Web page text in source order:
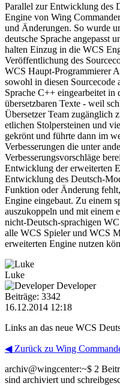
Parallel zur Entwicklung des
Engine von Wing
und Änderungen. So wurde
deutsche Sprache angepasst
halten Einzug in die WCS
Veröffentlichung des
WCS Haupt-Programmierer
sowohl in diesen Sourcecode
Sprache C++ eingearbeitet
übersetzbaren Texte - weil
Übersetzer Team zugänglich
etlichen Stolpersteinen und
gekrönt und führte dann im
Verbesserungen die unter
Verbesserungsvorschläge
Entwicklung der erweiterten
Entwicklung des Deutsch-
Funktion oder Änderung
Engine eingebaut. Zu einem
auszukoppeln und mit einem
nicht-Deutsch-sprachigen
alle WCS Spieler und WCS
erweiterten Engine nutzen
Luke
Developer
Beiträge: 3342
16.12.2014 12:18
Links an das neue WCS
◀ Zurück zu Wing
archiv@wingcenter:~$ 2
sind archiviert und